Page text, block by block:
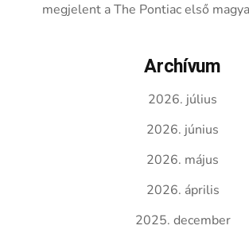
megjelent a The Pontiac első
Archívum
2026. július
2026. június
2026. május
2026. április
2025. december